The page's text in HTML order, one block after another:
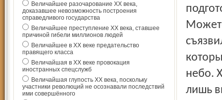
Величайшее разочарование ХХ века,
доказавшее невозможность построения
справедливого государства
Величайшее преступление ХХ века, ставшее
причиной гибели миллионов людей
Величайшее в ХХ веке предательство
правящего класса
Величайшая в ХХ веке провокация
иностранных спецслужб
Величайшая глупость ХХ века, поскольку
участники революций не осознавали последствий
ими совершённого
небо.
лишь